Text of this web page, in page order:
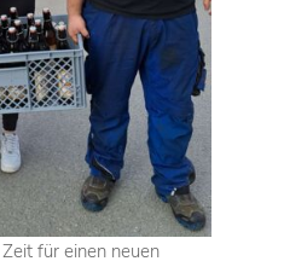
für einen neuen